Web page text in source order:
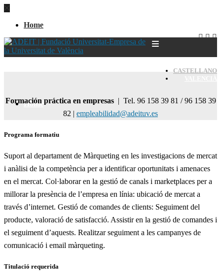
Home
CASTELLANO
Home
Formación práctica en empresas | Tel. 96 158 39 81 / 96 158 39
82 | empleabilidad@adeituv.es
Programa formatiu
Suport al departament de Màrqueting en les investigacions de mercat
i anàlisi de la competència per a identificar oportunitats i amenaces
en el mercat. Col·laborar en la gestió de canals i marketplaces per a
millorar la presència de l’empresa en línia: ubicació de mercat a
través d’internet. Gestió de comandes de clients: Seguiment del
producte, valoració de satisfacció. Assistir en la gestió de comandes i
el seguiment d’aquests. Realitzar seguiment a les campanyes de
comunicació i email màrqueting.
Titulació requerida